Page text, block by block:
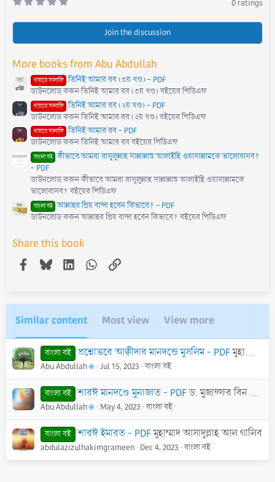
0
(
s
)
0 ratings
Join the discussion
More books from Abu Abdullah
গায়রে সালাফি তিনিই আমার রব (৩য় খণ্ড) - PDF
ডাউনলোড করুন তিনিই আমার রব (৩য় খণ্ড) বইয়ের পিডিএফ
গায়রে সালাফি তিনিই আমার রব (২য় খণ্ড) - PDF
ডাউনলোড করুন তিনিই আমার রব (২য় খণ্ড) বইয়ের পিডিএফ
গায়রে সালাফি তিনিই আমার রব - PDF
ডাউনলোড করুন তিনিই আমার রব বইয়ের পিডিএফ
বাংলা বই কীভাবে আমরা রাসূলুল্লাহ সাল্লাল্লাহু আলাইহি ওয়াসাল্লামকে ভালোবাসব?
- PDF
ডাউনলোড করুন কীভাবে আমরা রাসূলুল্লাহ সাল্লাল্লাহু আলাইহি ওয়াসাল্লামকে
ভালোবাসব? বইয়ের পিডিএফ
বাংলা বই আল্লাহর প্রিয় বান্দা হবেন কিভাবে? - PDF
ডাউনলোড করুন আল্লাহর প্রিয় বান্দা হবেন কিভাবে? বইয়ের পিডিএফ
Share this book
Facebook
BlueskyLinkedInWhatsApp
Link
Similar content Most view View more
বাংলা বই প্রশ্নোত্তরে আক্বীদার মানদন্ডে মুসলিম - PDFমুহাম্মাদ নাজমুল বিন আমানত
Abu Abdullah Jul 15, 2023 বাংলা বই
বাংলা বই শারঈ মানদণ্ডে মুনাজাত - PDFড. মুজাফ্ফর বিন মুহসিন
Abu Abdullah May 4, 2023 বাংলা বই
বাংলা বই শারঈ ইমারত - PDFমুহাম্মাদ আসাদুল্লাহ আল গালিব
abdulazizulhakimgrameen Dec 4, 2023 বাংলা বই